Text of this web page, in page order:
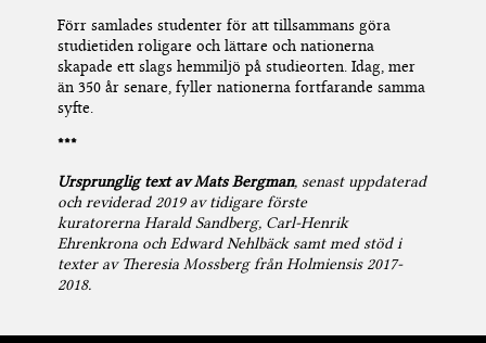
Förr samlades studenter för att tillsammans göra
studietiden roligare och lättare och nationerna
skapade ettslags hemmiljö på studieorten. Idag, mer
än 350 år senare, fyller nationerna fortfarande samma
syfte.
***
Ursprunglig text av Mats Bergman, senast uppdaterad
och reviderad 2019 avtidigare förste
kuratorerna Harald Sandberg, Carl-Henrik
Ehrenkronaoch Edward Nehlbäcksamt med stöd i
texter av Theresia Mossberg från Holmiensis 2017-
2018.